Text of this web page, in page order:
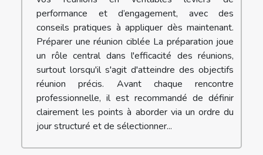
performance et d’engagement, avec des
conseils pratiques à appliquer dès maintenant.
Préparer une réunion ciblée La préparation joue
un rôle central dans l'efficacité des réunions,
surtout lorsqu'il s'agit d'atteindre des objectifs
réunion précis. Avant chaque rencontre
professionnelle, il est recommandé de définir
clairement les points à aborder via un ordre du
jour structuré et de sélectionner...